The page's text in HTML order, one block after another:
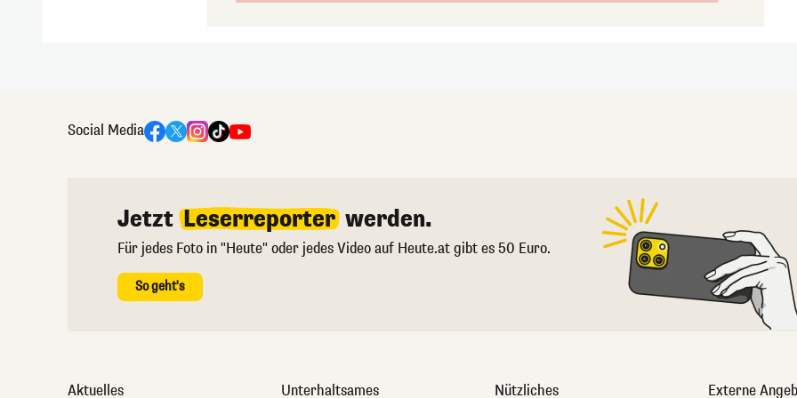
Social Media
Jetzt Leserreporter werden.
Für jedes Foto in "Heute" oder jedes Video auf Heute.at gibt es 50 Euro.
So geht's
Aktuelles Unterhaltsames Nützliches Externe